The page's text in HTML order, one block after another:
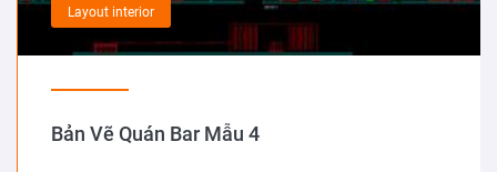
Layout interior
Bản Vẽ Quán Bar Mẫu 4